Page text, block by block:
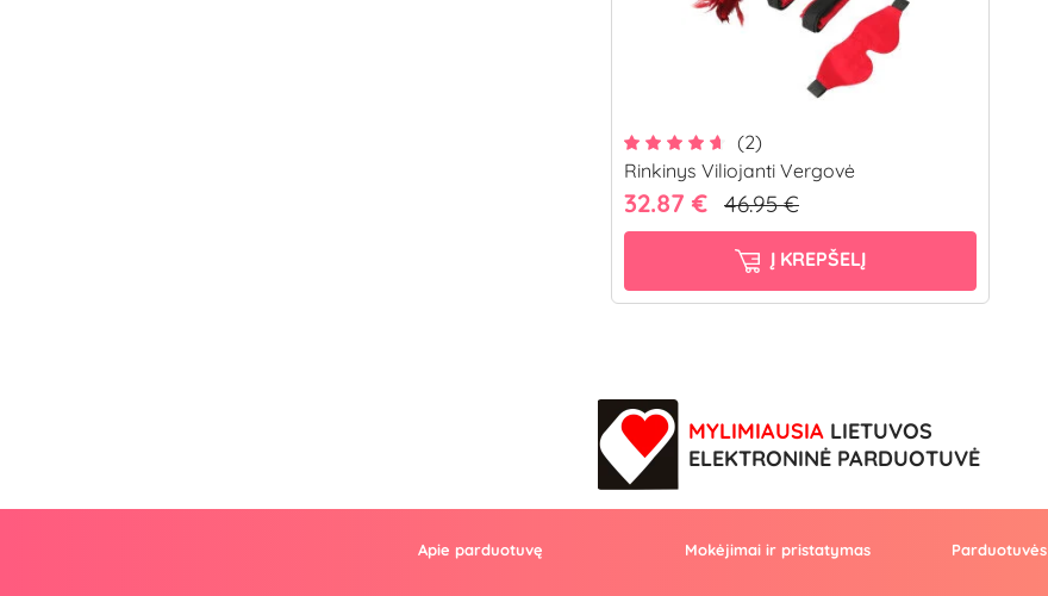
(2)
Rinkinys Viliojanti Vergovė
32.87 € 46.95 €
Į KREPŠELĮ
MYLIMIAUSIA LIETUVOS
ELEKTRONINĖ PARDUOTUVĖ
Apie parduotuvę Mokėjimai ir pristatymas Parduotuvės